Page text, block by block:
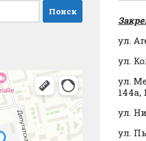
ул.
ул.
ул.
144а,
ул.
ул.